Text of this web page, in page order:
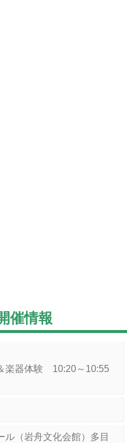
催情報
楽器体験 10:20～10:55
ル（岩舟文化会館）多目